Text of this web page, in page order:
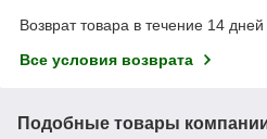
Возврат товара в течение 14 дней
Все условия возврата
Подобные товары